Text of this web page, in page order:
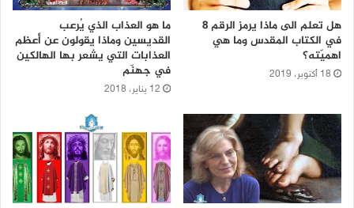
هل تعلم الى ماذا يرمز الرقم 8
في الكتاب المقدس وما هي
اهميّته؟
18 أكتوبر، 2019
ما هو العذاب الذي يُرعب
القديسين وماذا يقولون عن أعظم
العذابات التي يشعر بها الهالكين
في جهنّم
12 يناير، 2018